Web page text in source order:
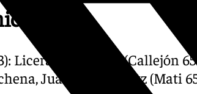
Liceras; Carrasco (Callejón
Juanan y Ekhiotz (Mati